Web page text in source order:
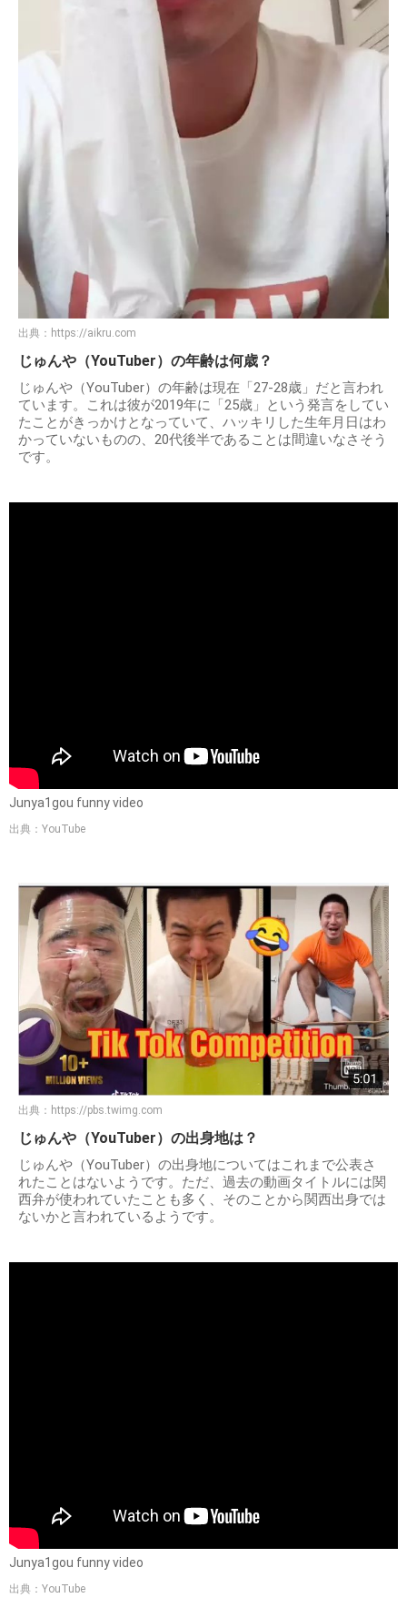
出典： https://aikru.com
じゅんや（YouTuber）の年齢は何歳？
じゅんや（YouTuber）の年齢は現在「27-28歳」だと言われ
ています。これは彼が2019年に「25歳」という発言をしてい
たことがきっかけとなっていて、ハッキリした生年月日はわ
かっていないものの、20代後半であることは間違いなさそう
です。
Junya1gou funny video
出典：YouTube
出典： https://pbs.twimg.com
じゅんや（YouTuber）の出身地は？
じゅんや（YouTuber）の出身地についてはこれまで公表さ
れたことはないようです。ただ、過去の動画タイトルには関
西弁が使われていたことも多く、そのことから関西出身では
ないかと言われているようです。
Junya1gou funny video
出典：YouTube